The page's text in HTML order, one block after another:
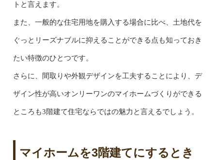
トと言えます。
また、一般的な住宅用地を購入する場合に比べ、土地代を
ぐっとリーズナブルに抑えることができる点も知っておき
たい特徴のひとつです。
さらに、間取りや外観デザインを工夫することにより、デ
ザイン性が高いオンリーワンのマイホームづくりができる
ところも3階建て住宅ならではの魅力と言えるでしょう。
マイホームを3階建てにするとき